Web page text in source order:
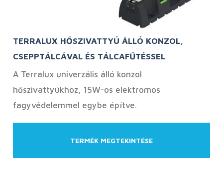
TERRALUX HŐSZIVATTYÚ ÁLLÓ KONZOL,
CSEPPTÁLCÁVAL ÉS TÁLCAFŰTÉSSEL
A Terralux univerzális álló konzol
hőszivattyúkhoz, 15W-os elektromos
fagyvédelemmel egybe építve.
TERMÉK MEGTEKINTÉSE